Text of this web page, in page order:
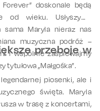
doskonale będą
od wieku. Usłyszymy
sama Maryla nieraz nas
muzyczna podróż –
i wspólnie zaśpiewajmy
tytułowa „Małgośka”.
przeboje w
piosenki, ale i
święta. Maryla
w trasę z koncertami,